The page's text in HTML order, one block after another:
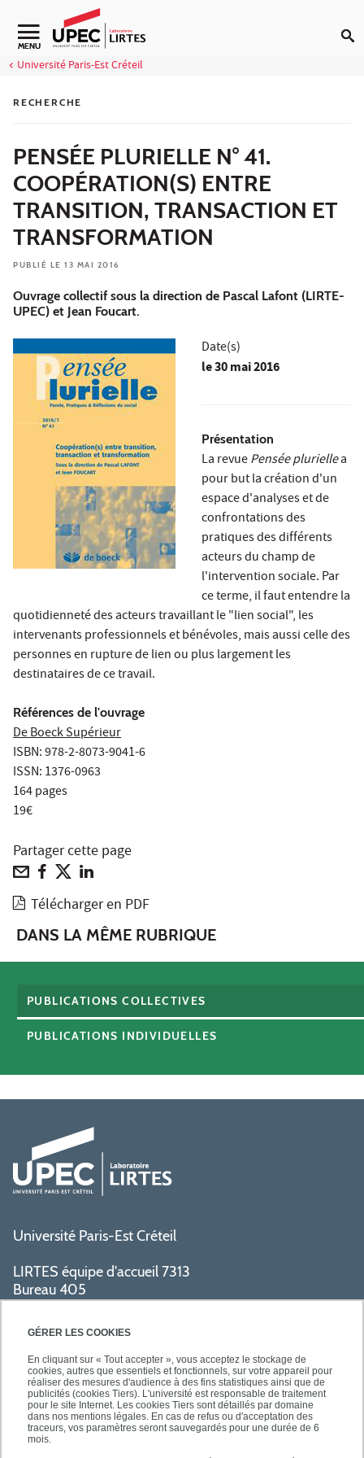
GÉRER LES COOKIES
En cliquant sur « Tout accepter », vous acceptez le stockage de
cookies, autres que essentiels et fonctionnels, sur votre appareil pour
réaliser des mesures d'audience à des fins statistiques ainsi que de
publicités (cookies Tiers). L'université est responsable de traitement
pour le site Internet. Les cookies Tiers sont détaillés par domaine
dans nos mentions légales. En cas de refus ou d'acceptation des
traceurs, vos paramètres seront sauvegardés pour une durée de 6
mois.
Aller au contenu
Navigation secondaire
MENU
Université Paris-Est Créteil
RECHERCHE
PENSÉE PLURIELLE N° 41.
COOPÉRATION(S) ENTRE
TRANSITION, TRANSACTION ET
TRANSFORMATION
PUBLIÉ LE 13 MAI 2016
Ouvrage collectif sous la direction de Pascal Lafont (LIRTE-
UPEC) et Jean Foucart.
Date(s)
le30 mai 2016
Présentation
La revuePensée pluriellea
pour but la création d'un
espace d'analyses et de
confrontations des
pratiques des différents
acteurs du champ de
l'intervention sociale. Par
ce terme, il faut entendre la
quotidienneté des acteurs travaillant le "lien social", les
intervenants professionnels et bénévoles, mais aussi celle des
personnes en rupture de lien ou plus largement les
destinataires de ce travail.
Références de l'ouvrage
De Boeck Supérieur
ISBN: 978-2-8073-9041-6
ISSN: 1376-0963
164 pages
19€
Partager cette page
Télécharger en PDF
DANS LA MÊME RUBRIQUE
PUBLICATIONS COLLECTIVES
PUBLICATIONS INDIVIDUELLES
Université Paris-Est Créteil
LIRTES équipe d'accueil 7313
Bureau 405
Bâtiment La Pyramide
80 avenue du Général de Gaulle
PRATIQUE
ACCÈS RAPIDES